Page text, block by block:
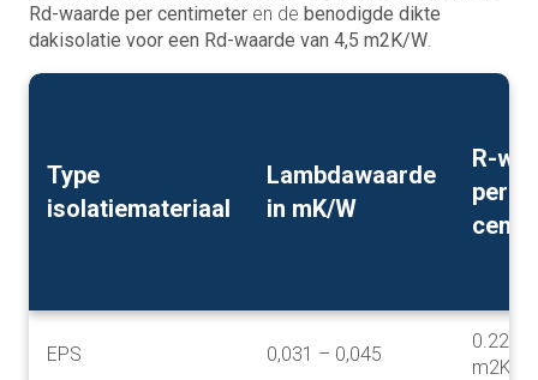
Rd-waarde per centimeter en de benodigde dikte
dakisolatie voor een Rd-waarde van 4,5 m2K/W
Type
isolatiemateriaal
Lambdawaarde
in mK/W
R-
per
EPS 0,031 – 0,045
0.22 –
m2K/W